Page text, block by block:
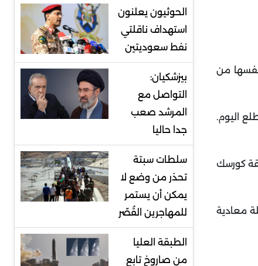
نفسها من
اليوم.
كورسك
معادية
الحوثيون يعلنون
استهداف ناقلتي
نفط سعوديتين
بيزشكيان:
التواصل مع
المرشد صعب
جدا حاليا
سلطات سبتة
تحذر من وضع لا
يمكن أن يستمر
للمهاجرين القُصّر
الطبقة العليا
من صاروخ تابع